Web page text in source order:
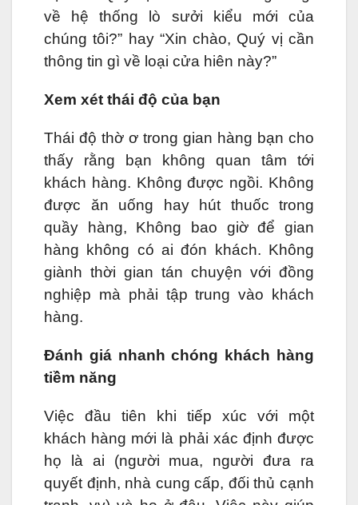
về hệ thống lò sưởi kiểu mới của
chúng tôi?” hay “Xin chào, Quý vị cần
thông tin gì về loại cửa hiên này?”
Xem xét thái độ của bạn
Thái độ thờ ơ trong gian hàng bạn cho
thấy rằng bạn không quan tâm tới
khách hàng. Không được ngồi. Không
được ăn uống hay hút thuốc trong
quầy hàng, Không bao giờ để gian
hàng không có ai đón khách. Không
giành thời gian tán chuyện với đồng
nghiệp mà phải tập trung vào khách
hàng.
Đánh giá nhanh chóng khách hàng
tiềm năng
Việc đầu tiên khi tiếp xúc với một
khách hàng mới là phải xác định được
họ là ai (người mua, người đưa ra
quyết định, nhà cung cấp, đối thủ cạnh